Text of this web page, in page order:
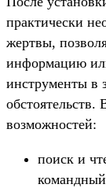
практически
жертвы,
информацию
инструменты в
обстоятельств.
возможностей:
поиск и
командный